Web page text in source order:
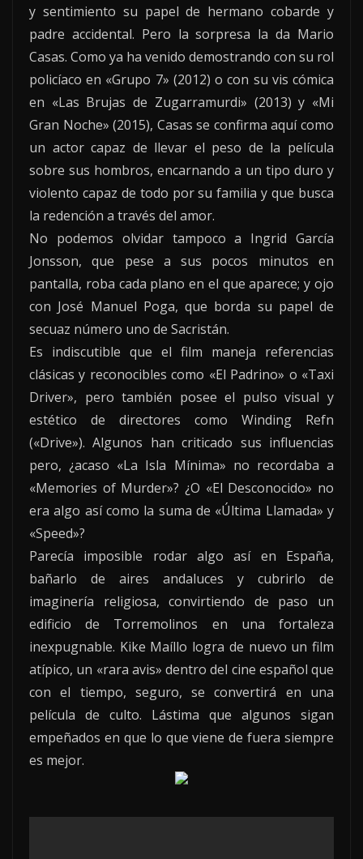
y sentimiento su papel de hermano cobarde y
padre accidental. Pero la sorpresa la da Mario
Casas. Como ya ha venido demostrando con su rol
policíaco en «Grupo 7» (2012) o con su vis cómica
en «Las Brujas de Zugarramurdi» (2013) y «Mi
Gran Noche» (2015), Casas se confirma aquí como
un actor capaz de llevar el peso de la película
sobre sus hombros, encarnando a un tipo duro y
violento capaz de todo por su familia y que busca
la redención a través del amor.
No podemos olvidar tampoco a Ingrid García
Jonsson, que pese a sus pocos minutos en
pantalla, roba cada plano en el que aparece; y ojo
con José Manuel Poga, que borda su papel de
secuaz número uno de Sacristán.
Es indiscutible que el film maneja referencias
clásicas y reconocibles como «El Padrino» o «Taxi
Driver», pero también posee el pulso visual y
estético de directores como Winding Refn
(«Drive»). Algunos han criticado sus influencias
pero, ¿acaso «La Isla Mínima» no recordaba a
«Memories of Murder»? ¿O «El Desconocido» no
era algo así como la suma de «Última Llamada» y
«Speed»?
Parecía imposible rodar algo así en España,
bañarlo de aires andaluces y cubrirlo de
imaginería religiosa, convirtiendo de paso un
edificio de Torremolinos en una fortaleza
inexpugnable. Kike Maíllo logra de nuevo un film
atípico, un «rara avis» dentro del cine español que
con el tiempo, seguro, se convertirá en una
película de culto. Lástima que algunos sigan
empeñados en que lo que viene de fuera siempre
es mejor.